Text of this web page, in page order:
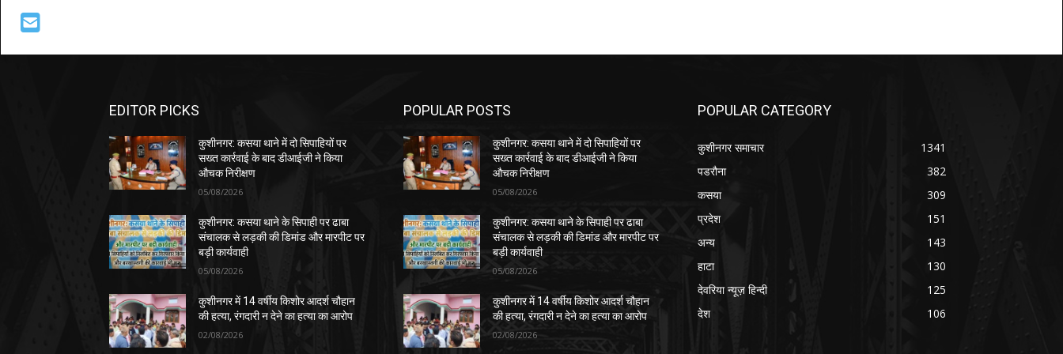
EDITOR PICKS
कुशीनगर: कसया थाने में दो सिपाहियों पर
सख्त कार्रवाई के बाद डीआईजी ने किया
औचक निरीक्षण
05/08/2026
कुशीनगर: कसया थाने के सिपाही पर ढाबा
संचालक से लड़की की डिमांड और मारपीट पर
बड़ी कार्यवाही
05/08/2026
कुशीनगर में 14 वर्षीय किशोर आदर्श चौहान
की हत्या, रंगदारी न देने का हत्या का आरोप
02/08/2026
POPULAR POSTS
कुशीनगर: कसया थाने में दो सिपाहियों पर
सख्त कार्रवाई के बाद डीआईजी ने किया
औचक निरीक्षण
05/08/2026
कुशीनगर: कसया थाने के सिपाही पर ढाबा
संचालक से लड़की की डिमांड और मारपीट पर
बड़ी कार्यवाही
05/08/2026
कुशीनगर में 14 वर्षीय किशोर आदर्श चौहान
की हत्या, रंगदारी न देने का हत्या का आरोप
02/08/2026
POPULAR CATEGORY
कुशीनगर समाचार
1341
पडरौना
382
कसया
309
प्रदेश
151
अन्य
143
हाटा
130
देवरिया न्यूज़ हिन्दी
125
देश
106